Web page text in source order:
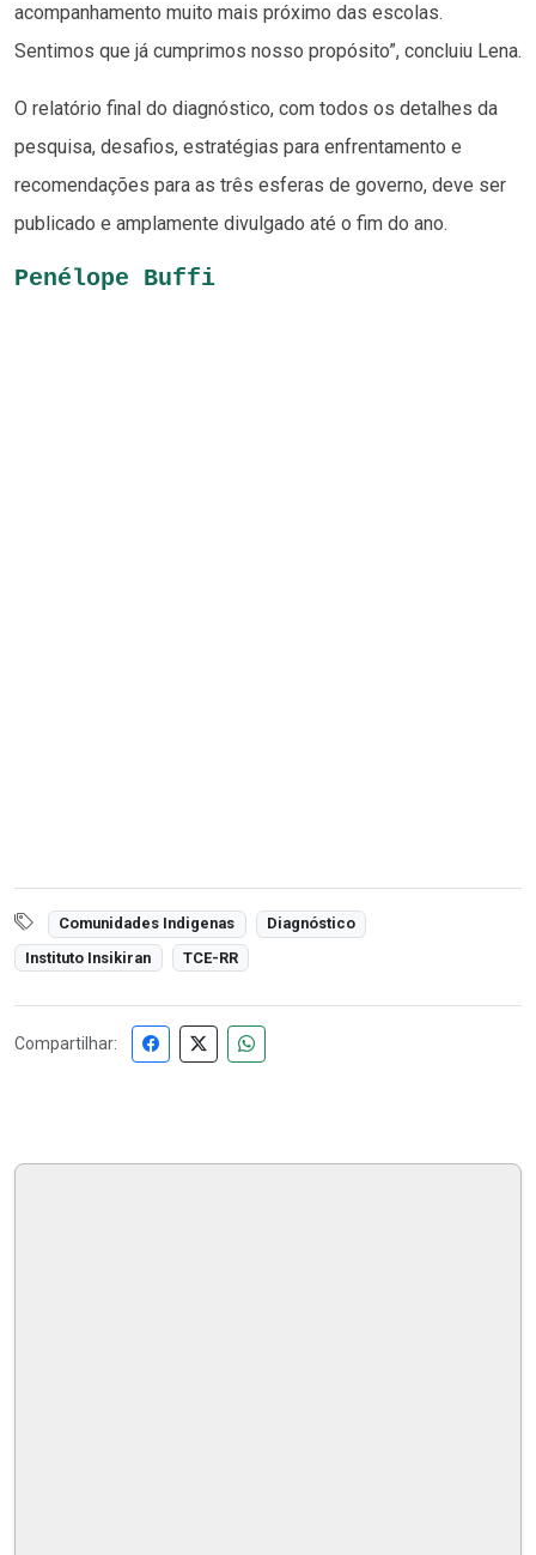
acompanhamento muito mais próximo das escolas.
Sentimos que já cumprimos nosso propósito”, concluiu Lena.
O relatório final do diagnóstico, com todos os detalhes da
pesquisa, desafios, estratégias para enfrentamento e
recomendações para as três esferas de governo, deve ser
publicado e amplamente divulgado até o fim do ano.
Penélope Buffi
Comunidades Indigenas
Diagnóstico
Instituto Insikiran
TCE-RR
Compartilhar: